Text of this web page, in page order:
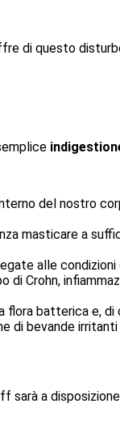
di questo
del nostro
masticare a
alle condizioni
di Crohn,
batterica e, di
di bevande
sarà a